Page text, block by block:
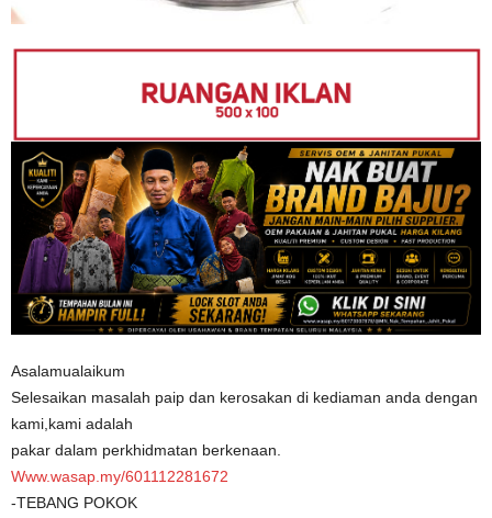
Asalamualaikum
Selesaikan masalah paip dan kerosakan di kediaman anda dengan
kami,kami adalah
pakar dalam perkhidmatan berkenaan.
Www.wasap.my/601112281672
-TEBANG POKOK